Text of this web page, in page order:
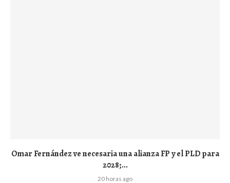
Omar Fernández ve necesaria una alianza FP y el PLD para
2028;...
20 horas ago